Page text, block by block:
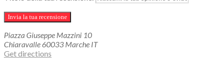
Piazza Giuseppe Mazzini 10
Chiaravalle 60033 Marche IT
Get directions